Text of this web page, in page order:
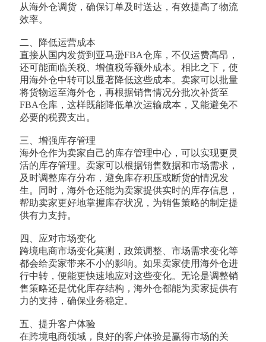
从海外仓调货，确保订单及时送达，有效提高了物流
效率。
二、降低运营成本
直接从国内发货到亚马逊FBA仓库，不仅运费高昂，
还可能面临关税、增值税等额外成本。相比之下，使
用海外仓中转可以显著降低这些成本。卖家可以批量
将货物运至海外仓，再根据销售情况分批次补货至
FBA仓库，这样既能降低单次运输成本，又能避免不
必要的税费支出。
三、增强库存管理
海外仓作为卖家自己的库存管理中心，可以实现更灵
活的库存管理。卖家可以根据销售数据和市场需求，
及时调整库存分布，避免库存积压或断货的情况发
生。同时，海外仓还能为卖家提供实时的库存信息，
帮助卖家更好地掌握库存状况，为销售策略的制定提
供有力支持。
四、应对市场变化
跨境电商市场变化莫测，政策调整、市场需求变化等
都会给卖家带来不小的影响。如果卖家使用海外仓进
行中转，便能更快速地应对这些变化。无论是调整销
售策略还是优化库存结构，海外仓都能为卖家提供有
力的支持，确保业务稳定。
五、提升客户体验
在跨境电商领域，良好的客户体验是赢得市场的关